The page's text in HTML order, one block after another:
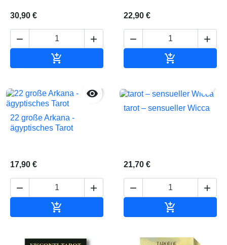
30,90 €
 

22,90 €
 


22 große Arkana -
ägyptisches Tarot
17,90 €
 

tarot – sensueller Wicca
21,70 €
 
